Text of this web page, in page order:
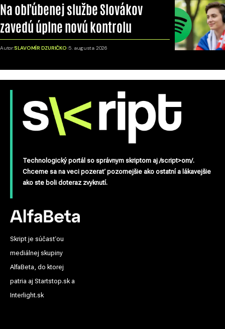
Na obľúbenej službe Slovákov
zavedú úplne novú kontrolu
Autor:SLAVOMÍR DZURIČKO 5. augusta 2026
Technologický portál so správnym skriptom aj /script>om/.
Chceme sa na veci pozerať pozornejšie ako ostatní a lákavejšie
ako ste boli doteraz zvyknutí.
Skript je súčasťou
mediálnej skupiny
AlfaBeta, do ktorej
patria aj Startstop.sk a
Interlight.sk